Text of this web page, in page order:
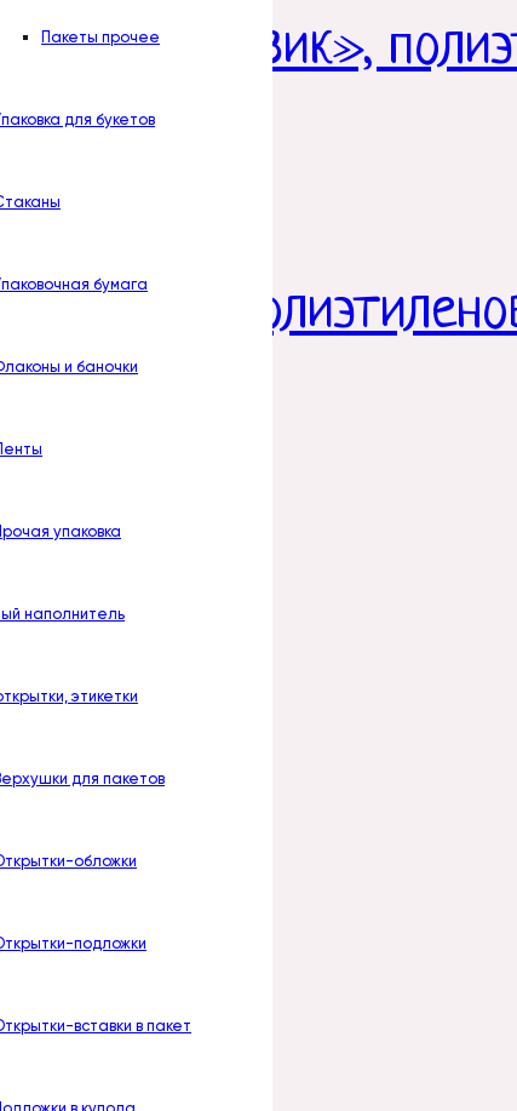
Пакеты прочее
для букетов
бумага
и баночки
упаковка
наполнитель
этикетки
для пакетов
обложки
подложки
вставки в пакет
снеговик»,
₽.90₽Current price is: 90 ₽.
₽.